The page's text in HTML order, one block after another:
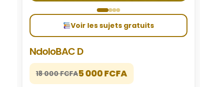
Voir les sujets gratuits
NdoloBAC D
18 000 FCFA5 000 FCFA